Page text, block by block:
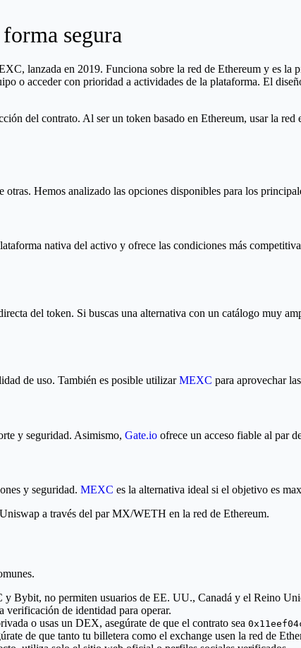
segura
lanzada en 2019. Funciona sobre la red de Ethereum y es la
o acceder con prioridad a actividades de la plataforma. El
del contrato. Al ser un token basado en Ethereum, usar la
Hemos analizado las opciones disponibles para los
nativa del activo y ofrece las condiciones más
del token. Si buscas una alternativa con un catálogo muy
de uso. También es posible utilizarMEXC para aprovechar
y seguridad. Asimismo, Gate.io ofrece un acceso fiable al par
y seguridad. MEXC es la alternativa ideal si el objetivo es
a través del par MX/WETH en la red de Ethereum.
Bybit, no permiten usuarios de EE. UU., Canadá y el Reino
de identidad para operar.
o usas un DEX, asegúrate de que el contrato sea
de que tanto tu billetera como el exchange usen la red de